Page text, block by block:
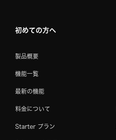
初めての方へ
製品概要
機能一覧
最新の機能
料金について
Starter プラン